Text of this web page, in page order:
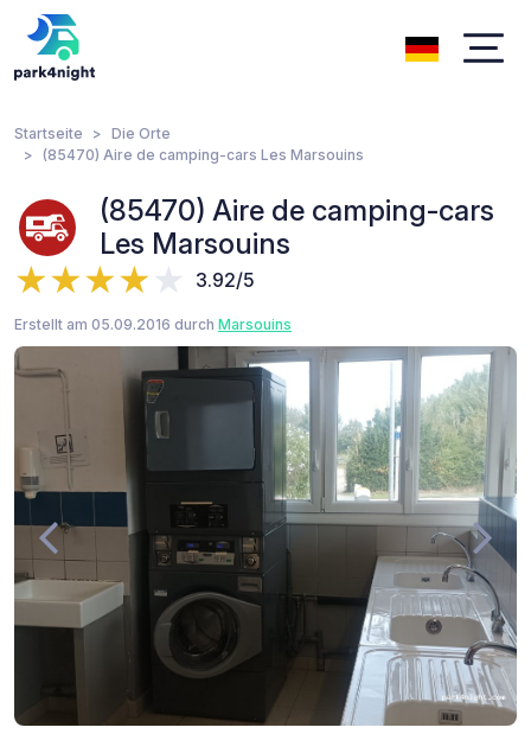
Startseite
Die Orte
(85470) Aire de camping-cars Les Marsouins
(85470) Aire de camping-cars
Les Marsouins
3.92/5
Erstellt am 05.09.2016 durch Marsouins